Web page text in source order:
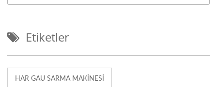
Etiketler
HAR GAU SARMA MAKINESI